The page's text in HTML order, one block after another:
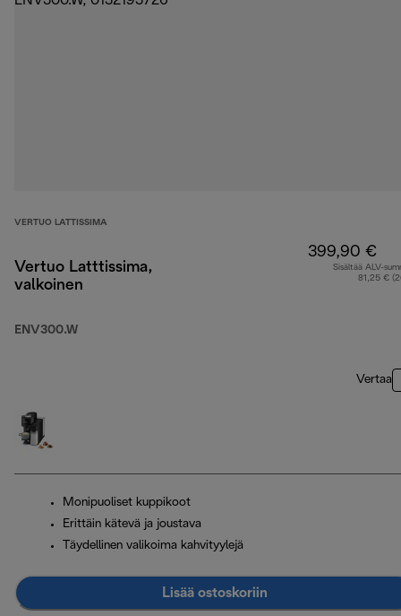
VERTUO LATTISSIMA
Vertuo Latttissima,
valkoinen
ENV300.W
399,90 €
Sisältää ALV-
81,25 €
Vertaa
Monipuoliset kuppikoot
Erittäin kätevä ja joustava
Täydellinen valikoima kahvityylejä
Lisää ostoskoriin